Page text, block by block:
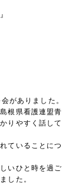
がありました。
根県看護連盟青
りやすく話して
ていることにつ
いひと時を過ご
した。